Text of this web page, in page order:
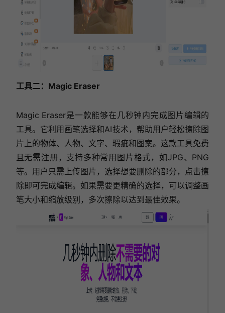
工具二：Magic Eraser
Magic Eraser是一款能够在几秒钟内完成图片编辑的
工具。它利用画笔选择和AI技术，帮助用户轻松擦除图
片上的物体、人物、文字、瑕疵和图案。这款工具免费
且无需注册，支持多种常用图片格式，如JPG、PNG
等。用户只需上传图片，选择想要删除的部分，点击擦
除即可完成编辑。如果需要更精确的选择，可以调整画
笔大小和缩放级别，多次擦除以达到最佳效果。